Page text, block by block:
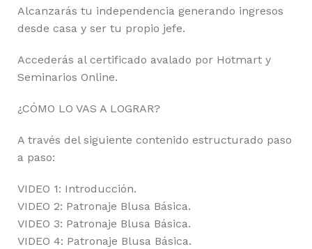
Alcanzarás tu independencia generando ingresos
desde casa y ser tu propio jefe.
Accederás al certificado avalado por Hotmart y
Seminarios Online.
¿CÓMO LO VAS A LOGRAR?
A través del siguiente contenido estructurado paso
a paso:
VIDEO 1: Introducción.
VIDEO 2: Patronaje Blusa Básica.
VIDEO 3: Patronaje Blusa Básica.
VIDEO 4: Patronaje Blusa Básica.